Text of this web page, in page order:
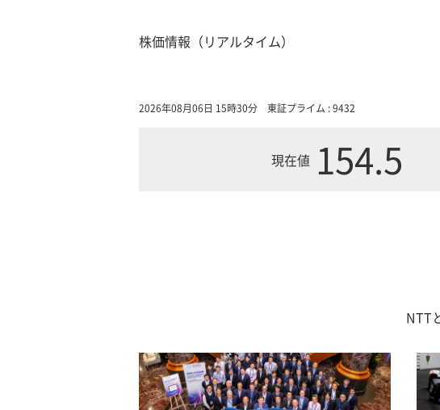
株価情報（リアルタイム）
2026年08月06日 15時30分 東証プライム : 9432
現在値 154.5
NTT